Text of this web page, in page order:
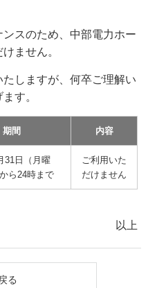
スのため、中部電力ホー
ません。
しますが、何卒ご理解い
す。
期間 内容
31日（月曜
ら24時まで
ご利用いた
だけません
以上
る